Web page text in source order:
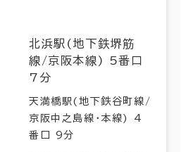
北浜駅(地下鉄堺筋
線/京阪本線) 5番口
7分
天満橋駅(地下鉄谷町線/
京阪中之島線･本線) 4
番口 9分